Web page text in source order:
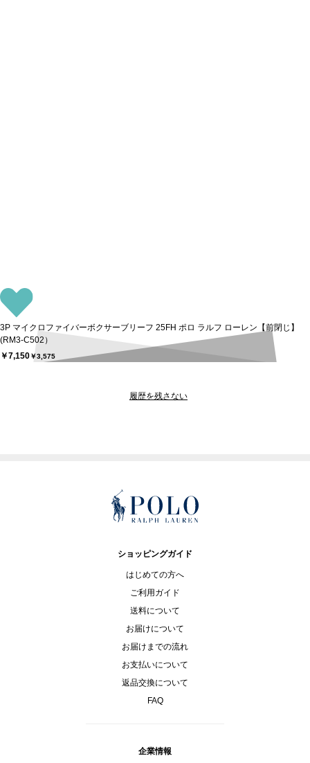
3P マイクロファイバーボクサーブリーフ 25FH ポロ ラルフ ローレン【前閉じ】
(RM3-C502）
￥7,150￥3,575
履歴を残さない
ショッピングガイド
はじめての方へ
ご利用ガイド
送料について
お届けについて
お届けまでの流れ
お支払いについて
返品交換について
FAQ
企業情報